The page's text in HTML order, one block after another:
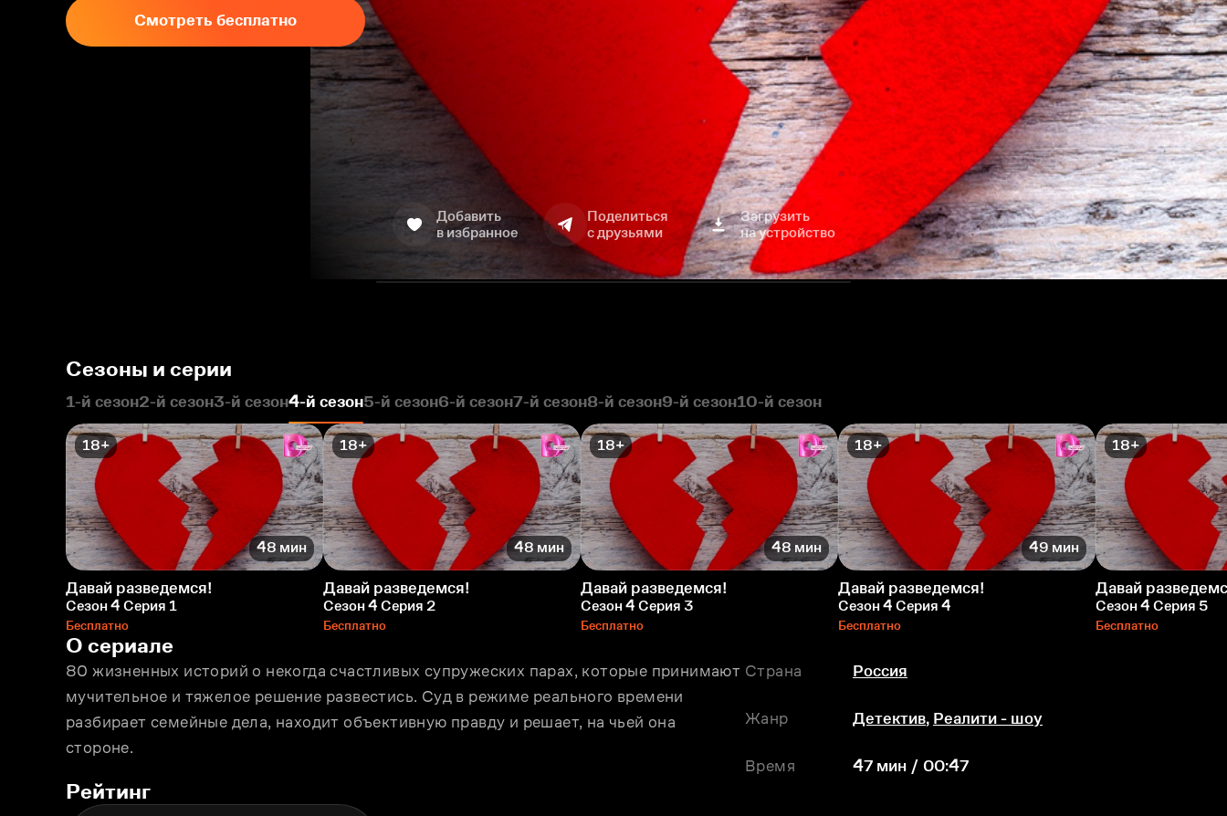
Смотреть бесплатно
Добавить
в избранное
Поделиться
с друзьями
Загрузить
на устройство
Сезоны и серии
1-й сезон2-й сезон3-й сезон4-й сезон5-й сезон6-й сезон7-й сезон8-й сезон9-й сезон10-й сезон
18+
48 мин
Давай разведемся!
Сезон 4 Серия 1
Бесплатно
18+
48 мин
Давай разведемся!
Сезон 4 Серия 2
Бесплатно
18+
48 мин
Давай разведемся!
Сезон 4 Серия 3
Бесплатно
18+
49 мин
Давай разведемся!
Сезон 4 Серия 4
Бесплатно
18+
Давай
Сезон 4 Серия 5
Бесплатно
О сериале
80 жизненных историй о некогда счастливых супружеских парах, которые принимают
мучительное и тяжелое решение развестись. Суд в режиме реального времени
разбирает семейные дела, находит объективную правду и решает, на чьей она
стороне.
Страна Россия
Жанр Детектив, Реалити - шоу
Время 47 мин / 00:47
Рейтинг